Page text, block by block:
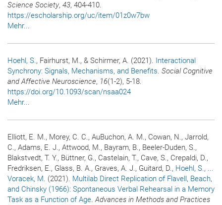
Science Society, 43, 404-410.
https://escholarship.org/uc/item/01z0w7bw
Mehr...
Hoehl, S., Fairhurst, M., & Schirmer, A. (2021). Interactional
Synchrony: Signals, Mechanisms, and Benefits. Social Cognitive
and Affective Neuroscience, 16(1-2), 5-18.
https://doi.org/10.1093/scan/nsaa024
Mehr...
Elliott, E. M., Morey, C. C., AuBuchon, A. M., Cowan, N., Jarrold,
C., Adams, E. J., Attwood, M., Bayram, B., Beeler-Duden, S.,
Blakstvedt, T. Y., Büttner, G., Castelain, T., Cave, S., Crepaldi, D.,
Fredriksen, E., Glass, B. A., Graves, A. J., Guitard, D., Hoehl, S., ...
Voracek, M. (2021). Multilab Direct Replication of Flavell, Beach,
and Chinsky (1966): Spontaneous Verbal Rehearsal in a Memory
Task as a Function of Age.Advances in Methods and Practices